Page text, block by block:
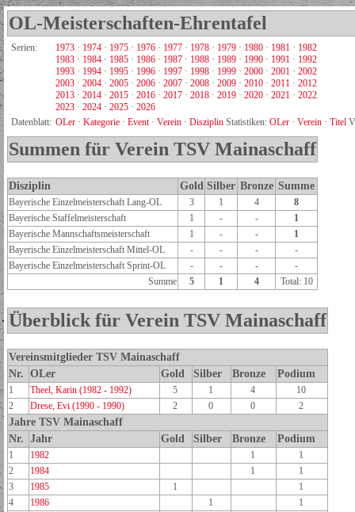
OL-Meisterschaften-Ehrentafel
Serien: 1973 · 1974 · 1975 · 1976 · 1977 · 1978 · 1979 · 1980 · 1981 · 1982
1983 · 1984 · 1985 · 1986 · 1987 · 1988 · 1989 · 1990 · 1991 · 1992
1993 · 1994 · 1995 · 1996 · 1997 · 1998 · 1999 · 2000 · 2001 · 2002
2003 · 2004 · 2005 · 2006 · 2007 · 2008 · 2009 · 2010 · 2011 · 2012
2013 · 2014 · 2015 · 2016 · 2017 · 2018 · 2019 · 2020 · 2021 · 2022
2023 · 2024 · 2025 · 2026
Datenblatt: OLer · Kategorie · Event· Verein · Disziplin Statistiken: OLer · Verein · Titel
Summen für Verein TSV Mainaschaff
Disziplin Gold Silber Bronze Summe
Bayerische Einzelmeisterschaft Lang-OL 3 1 4
8
Bayerische Staffelmeisterschaft
1 - -
1
Bayerische Mannschaftsmeisterschaft
1 - -
1
Bayerische Einzelmeisterschaft Mittel-OL
- - -
-
Bayerische Einzelmeisterschaft Sprint-OL
- - -
-
Summe
5 1 4 Total: 10
Überblick für Verein TSV Mainaschaff
Vereinsmitglieder TSV Mainaschaff
Nr. OLer Gold Silber Bronze Podium
1 Theel, Karin (1982 - 1992) 5 1 4
10
2
Drese, Evi (1990 - 1990) 2 0 0 2
Jahre TSV Mainaschaff
Nr. Jahr Gold Silber Bronze Podium
1 1982 1
1
2
1984 1
1
3
1985 1
1
4
1986 1
1